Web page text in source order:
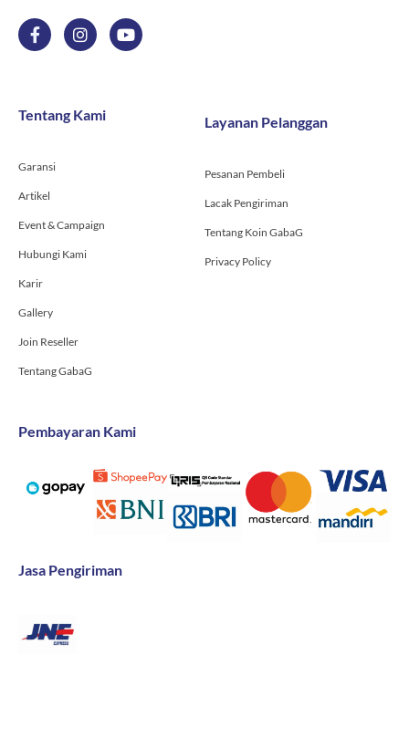
F
a
c
o
f
I
n
s
g
r
Y
o
u
Tentang Kami
Garansi
Artikel
Event & Campaign
Hubungi Kami
Karir
Gallery
Join Reseller
Tentang GabaG
Layanan Pelanggan
Pesanan Pembeli
Lacak Pengiriman
Tentang Koin GabaG
Privacy Policy
Pembayaran Kami
Jasa Pengiriman